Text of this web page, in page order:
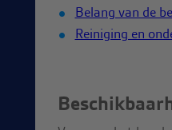
Belang van de
Reiniging en